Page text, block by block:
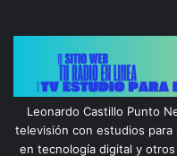
Leonardo Castillo Punto
televisión con estudios
en tecnología digital y